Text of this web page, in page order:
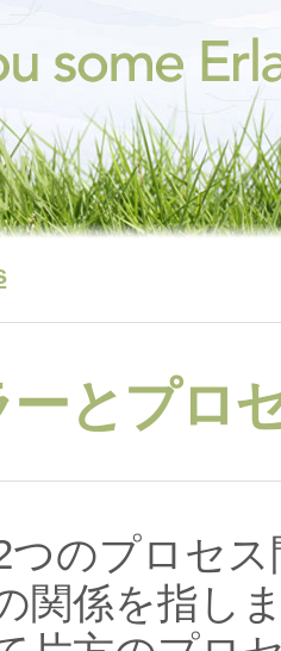
ーとプロ
つのプロセ
関係を指し